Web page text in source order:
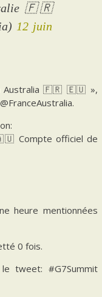
🇫🇷
12 juin
in Australia 🇫🇷 🇪🇺 »,
Compte officiel de
heure mentionnées
0 fois.
tweet: #G7Summit